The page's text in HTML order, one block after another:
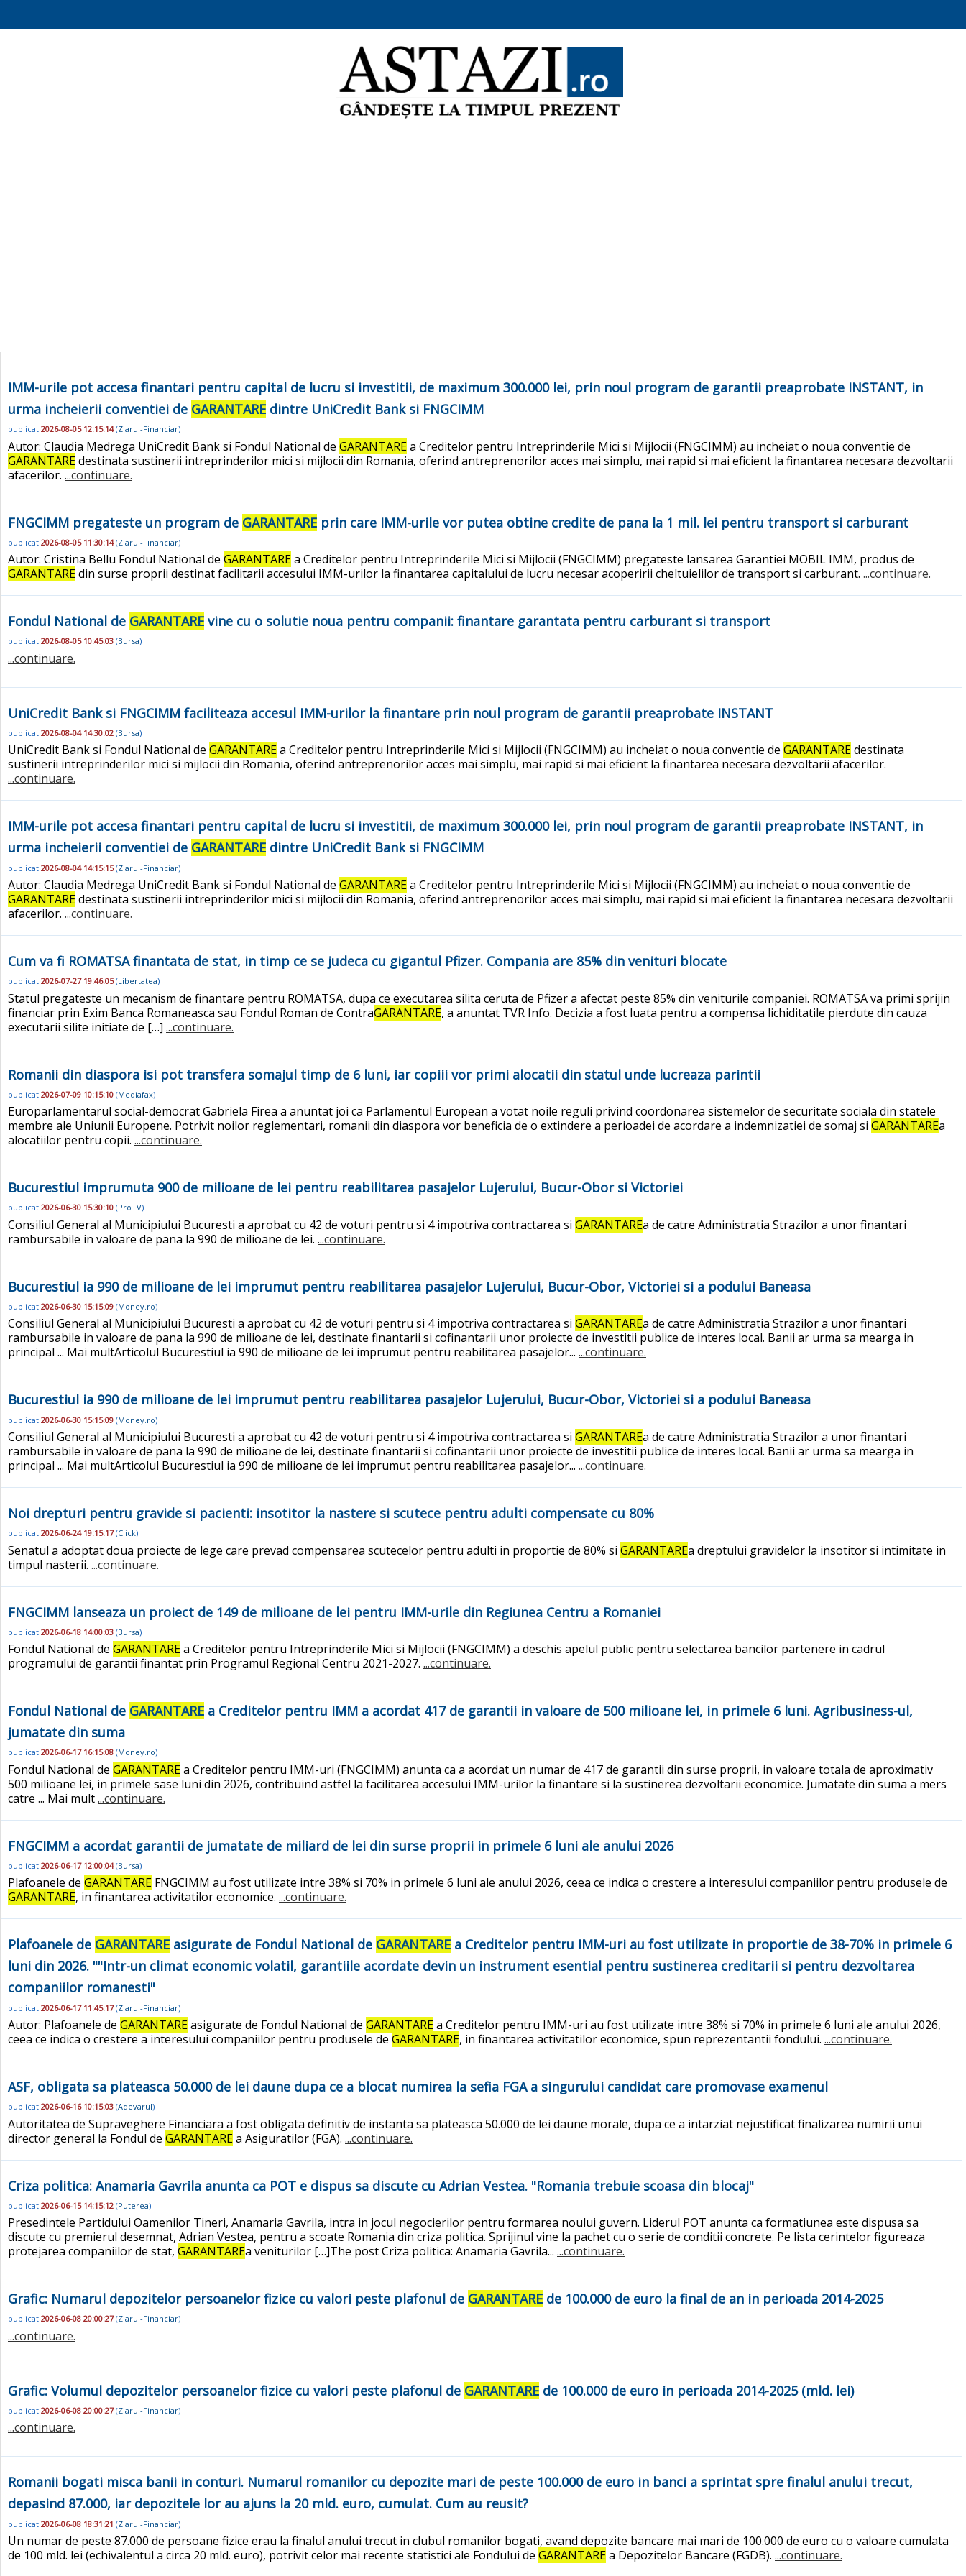
IMM-urile pot accesa finantari pentru capital de lucru si investitii, de maximum 300.000 lei, prin noul program de garantii preaprobate INSTANT, in
urma incheierii conventiei de GARANTARE dintre UniCredit Bank si FNGCIMM
publicat 2026-08-05 12:15:14(Ziarul-Financiar)
Autor: Claudia Medrega UniCredit Bank si Fondul National de GARANTAREa Creditelor pentru Intreprinderile Mici si Mijlocii (FNGCIMM) au incheiat o noua conventie de
GARANTAREdestinata sustinerii intreprinderilor mici si mijlocii din Romania, oferind antreprenorilor acces mai simplu, mai rapid si mai eficient la finantarea necesara dezvoltarii
afacerilor. ...continuare.
FNGCIMM pregateste un program de GARANTARE prin care IMM-urile vor putea obtine credite de pana la 1 mil. lei pentru transport si carburant
publicat 2026-08-05 11:30:14(Ziarul-Financiar)
Autor: Cristina Bellu Fondul National de GARANTAREa Creditelor pentru Intreprinderile Mici si Mijlocii (FNGCIMM) pregateste lansarea Garantiei MOBIL IMM, produs de
GARANTAREdin surse proprii destinat facilitarii accesului IMM-urilor la finantarea capitalului de lucru necesar acoperirii cheltuielilor de transport si carburant. ...continuare.
Fondul National de GARANTARE vine cu o solutie noua pentru companii: finantare garantata pentru carburant si transport
publicat 2026-08-05 10:45:03 (Bursa)
...continuare.
UniCredit Bank si FNGCIMM faciliteaza accesul IMM-urilor la finantare prin noul program de garantii preaprobate INSTANT
publicat 2026-08-04 14:30:02 (Bursa)
UniCredit Bank si Fondul National de GARANTAREa Creditelor pentru Intreprinderile Mici si Mijlocii (FNGCIMM) au incheiat o noua conventie de GARANTAREdestinata
sustinerii intreprinderilor mici si mijlocii din Romania, oferind antreprenorilor acces mai simplu, mai rapid si mai eficient la finantarea necesara dezvoltarii afacerilor.
...continuare.
IMM-urile pot accesa finantari pentru capital de lucru si investitii, de maximum 300.000 lei, prin noul program de garantii preaprobate INSTANT, in
urma incheierii conventiei de GARANTARE dintre UniCredit Bank si FNGCIMM
publicat 2026-08-04 14:15:15(Ziarul-Financiar)
Autor: Claudia Medrega UniCredit Bank si Fondul National de GARANTAREa Creditelor pentru Intreprinderile Mici si Mijlocii (FNGCIMM) au incheiat o noua conventie de
GARANTAREdestinata sustinerii intreprinderilor mici si mijlocii din Romania, oferind antreprenorilor acces mai simplu, mai rapid si mai eficient la finantarea necesara dezvoltarii
afacerilor. ...continuare.
Cum va fi ROMATSA finantata de stat, in timp ce se judeca cu gigantul Pfizer. Compania are 85% din venituri blocate
publicat 2026-07-27 19:46:05(Libertatea)
Statul pregateste un mecanism de finantare pentru ROMATSA, dupa ce executarea silita ceruta de Pfizer a afectat peste 85% din veniturile companiei. ROMATSA va primi sprijin
financiar prin Exim Banca Romaneasca sau Fondul Roman de ContraGARANTARE, a anuntat TVR Info. Decizia a fost luata pentru a compensa lichiditatile pierdute din cauza
executarii silite initiate de […] ...continuare.
Romanii din diaspora isi pot transfera somajul timp de 6 luni, iar copiii vor primi alocatii din statul unde lucreaza parintii
publicat 2026-07-09 10:15:10 (Mediafax)
Europarlamentarul social-democrat Gabriela Firea a anuntat joi ca Parlamentul European a votat noile reguli privind coordonarea sistemelor de securitate sociala din statele
membre ale Uniunii Europene. Potrivit noilor reglementari, romanii din diaspora vor beneficia de o extindere a perioadei de acordare a indemnizatiei de somaj si GARANTAREa
alocatiilor pentru copii. ...continuare.
Bucurestiul imprumuta 900 de milioane de lei pentru reabilitarea pasajelor Lujerului, Bucur-Obor si Victoriei
publicat 2026-06-30 15:30:10 (ProTV)
Consiliul General al Municipiului Bucuresti a aprobat cu 42 de voturi pentru si 4 impotriva contractarea si GARANTAREa de catre Administratia Strazilor a unor finantari
rambursabile in valoare de pana la 990 de milioane de lei. ...continuare.
Bucurestiul ia 990 de milioane de lei imprumut pentru reabilitarea pasajelor Lujerului, Bucur-Obor, Victoriei si a podului Baneasa
publicat 2026-06-30 15:15:09 (Money.ro)
Consiliul General al Municipiului Bucuresti a aprobat cu 42 de voturi pentru si 4 impotriva contractarea si GARANTAREa de catre Administratia Strazilor a unor finantari
rambursabile in valoare de pana la 990 de milioane de lei, destinate finantarii si cofinantarii unor proiecte de investitii publice de interes local. Banii ar urma sa mearga in
principal ... Mai multArticolul Bucurestiul ia 990 de milioane de lei imprumut pentru reabilitarea pasajelor... ...continuare.
Bucurestiul ia 990 de milioane de lei imprumut pentru reabilitarea pasajelor Lujerului, Bucur-Obor, Victoriei si a podului Baneasa
publicat 2026-06-30 15:15:09 (Money.ro)
Consiliul General al Municipiului Bucuresti a aprobat cu 42 de voturi pentru si 4 impotriva contractarea si GARANTAREa de catre Administratia Strazilor a unor finantari
rambursabile in valoare de pana la 990 de milioane de lei, destinate finantarii si cofinantarii unor proiecte de investitii publice de interes local. Banii ar urma sa mearga in
principal ... Mai multArticolul Bucurestiul ia 990 de milioane de lei imprumut pentru reabilitarea pasajelor... ...continuare.
Noi drepturi pentru gravide si pacienti: insotitor la nastere si scutece pentru adulti compensate cu 80%
publicat 2026-06-24 19:15:17(Click)
Senatul a adoptat doua proiecte de lege care prevad compensarea scutecelor pentru adulti in proportie de 80% si GARANTAREa dreptului gravidelor la insotitor si intimitate in
timpul nasterii. ...continuare.
FNGCIMM lanseaza un proiect de 149 de milioane de lei pentru IMM-urile din Regiunea Centru a Romaniei
publicat 2026-06-18 14:00:03 (Bursa)
Fondul National de GARANTAREa Creditelor pentru Intreprinderile Mici si Mijlocii (FNGCIMM) a deschis apelul public pentru selectarea bancilor partenere in cadrul
programului de garantii finantat prin Programul Regional Centru 2021-2027. ...continuare.
Fondul National de GARANTARE a Creditelor pentru IMM a acordat 417 de garantii in valoare de 500 milioane lei, in primele 6 luni. Agribusiness-ul,
jumatate din suma
publicat 2026-06-17 16:15:08 (Money.ro)
Fondul National de GARANTAREa Creditelor pentru IMM-uri (FNGCIMM) anunta ca a acordat un numar de 417 de garantii din surse proprii, in valoare totala de aproximativ
500 milioane lei, in primele sase luni din 2026, contribuind astfel la facilitarea accesului IMM-urilor la finantare si la sustinerea dezvoltarii economice. Jumatate din suma a mers
catre ... Mai mult...continuare.
FNGCIMM a acordat garantii de jumatate de miliard de lei din surse proprii in primele 6 luni ale anului 2026
publicat 2026-06-17 12:00:04(Bursa)
Plafoanele de GARANTARE FNGCIMM au fost utilizate intre 38% si 70% in primele 6 luni ale anului 2026, ceea ce indica o crestere a interesului companiilor pentru produsele de
GARANTARE, in finantarea activitatilor economice. ...continuare.
Plafoanele de GARANTARE asigurate de Fondul National de GARANTARE a Creditelor pentru IMM-uri au fost utilizate in proportie de 38-70% in primele 6
luni din 2026. ""Intr-un climat economic volatil, garantiile acordate devin un instrument esential pentru sustinerea creditarii si pentru dezvoltarea
companiilor romanesti"
publicat 2026-06-17 11:45:17(Ziarul-Financiar)
Autor: Plafoanele de GARANTAREasigurate de Fondul National de GARANTAREa Creditelor pentru IMM-uri au fost utilizate intre 38% si 70% in primele 6 luni ale anului 2026,
ceea ce indica o crestere a interesului companiilor pentru produsele de GARANTARE, in finantarea activitatilor economice, spun reprezentantii fondului. ...continuare.
ASF, obligata sa plateasca 50.000 de lei daune dupa ce a blocat numirea la sefia FGA a singurului candidat care promovase examenul
publicat 2026-06-16 10:15:03 (Adevarul)
Autoritatea de Supraveghere Financiara a fost obligata definitiv de instanta sa plateasca 50.000 de lei daune morale, dupa ce a intarziat nejustificat finalizarea numirii unui
director general la Fondul de GARANTAREa Asiguratilor (FGA). ...continuare.
Criza politica: Anamaria Gavrila anunta ca POT e dispus sa discute cu Adrian Vestea. "Romania trebuie scoasa din blocaj"
publicat 2026-06-15 14:15:12 (Puterea)
Presedintele Partidului Oamenilor Tineri, Anamaria Gavrila, intra in jocul negocierilor pentru formarea noului guvern. Liderul POT anunta ca formatiunea este dispusa sa
discute cu premierul desemnat, Adrian Vestea, pentru a scoate Romania din criza politica. Sprijinul vine la pachet cu o serie de conditii concrete. Pe lista cerintelor figureaza
protejarea companiilor de stat, GARANTAREa veniturilor […]The post Criza politica: Anamaria Gavrila... ...continuare.
Grafic: Numarul depozitelor persoanelor fizice cu valori peste plafonul de GARANTARE de 100.000 de euro la final de an in perioada 2014-2025
publicat 2026-06-08 20:00:27(Ziarul-Financiar)
...continuare.
Grafic: Volumul depozitelor persoanelor fizice cu valori peste plafonul de GARANTARE de 100.000 de euro in perioada 2014-2025 (mld. lei)
publicat 2026-06-08 20:00:27(Ziarul-Financiar)
...continuare.
Romanii bogati misca banii in conturi. Numarul romanilor cu depozite mari de peste 100.000 de euro in banci a sprintat spre finalul anului trecut,
depasind 87.000, iar depozitele lor au ajuns la 20 mld. euro, cumulat. Cum au reusit?
publicat 2026-06-08 18:31:21 (Ziarul-Financiar)
Un numar de peste 87.000 de persoane fizice erau la finalul anului trecut in clubul romanilor bogati, avand depozite bancare mai mari de 100.000 de euro cu o valoare cumulata
de 100 mld. lei (echivalentul a circa 20 mld. euro), potrivit celor mai recente statistici ale Fondului de GARANTAREa Depozitelor Bancare (FGDB). ...continuare.